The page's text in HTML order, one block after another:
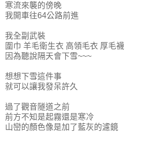
寒流來襲的傍晚
我開車往64公路前進
我全副武裝
圍巾 羊毛衛生衣 高領毛衣 厚毛襪
因為聽說隔天會下雪~~~
想想下雪這件事
就可以讓我發呆許久
過了觀音隧道之前
前方不知是起霧還是寒冷
山巒的顏色像是加了藍灰的濾鏡